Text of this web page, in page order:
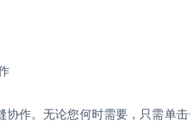
作。无论您何时需要，只需单击